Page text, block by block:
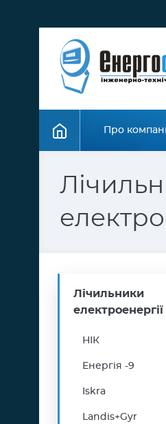
Про
Лічильники
електроенергії
НІК
Енергія -9
Iskra
Landis+Gyr